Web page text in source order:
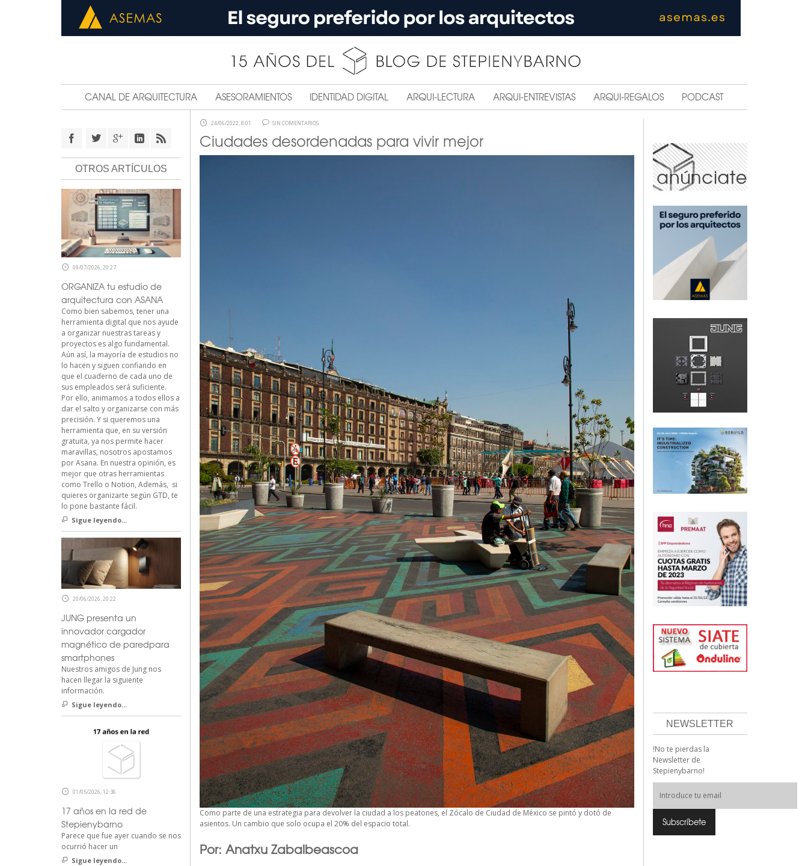
CANAL DE ARQUITECTURA ASESORAMIENTOS IDENTIDAD DIGITAL ARQUI-LECTURA ARQUI-ENTREVISTAS ARQUI-REGALOS PODCAST
24/06/2022, 8:01 SIN COMENTARIOS
Ciudades desordenadas para vivir mejor
Como parte de una estrategia para devolver la ciudad a los peatones, el Zócalo de Ciudad de México se pintó y dotó de
asientos. Un cambio que solo ocupa el 20% del espacio total.
Por: Anatxu Zabalbeascoa
NEWSLETTER
!No te pierdas la
Newsletter de
Stepienybarno!
OTROS ARTÍCULOS
09/07/2026, 20:27
ORGANIZA tu estudio de
arquitectura con ASANA
Como bien sabemos, tener una
herramienta digital que nos ayude
a organizar nuestras tareas y
proyectos es algo fundamental.
Aún así, la mayoría de estudios no
lo hacen y siguen confiando en
que el cuaderno de cada uno de
sus empleados será suficiente.
Por ello, animamos a todos ellos a
dar el salto y organizarse con más
precisión. Y si queremos una
herramienta que, en su versión
gratuita, ya nos permite hacer
maravillas, nosotros apostamos
por Asana. En nuestra opinión, es
mejor que otras herramientas
como Trello o Notion, Además, si
quieres organizarte según GTD, te
lo pone bastante fácil.
Sigue leyendo...
20/06/2026, 20:22
JUNG presenta un
innovador cargador
magnético de paredpara
smartphones
Nuestros amigos de Jung nos
hacen llegar la siguiente
información.
Sigue leyendo...
01/05/2026, 12:36
17 años en la red de
Stepienybarno
Parece que fue ayer cuando se nos
ocurrió hacer un
Sigue leyendo...